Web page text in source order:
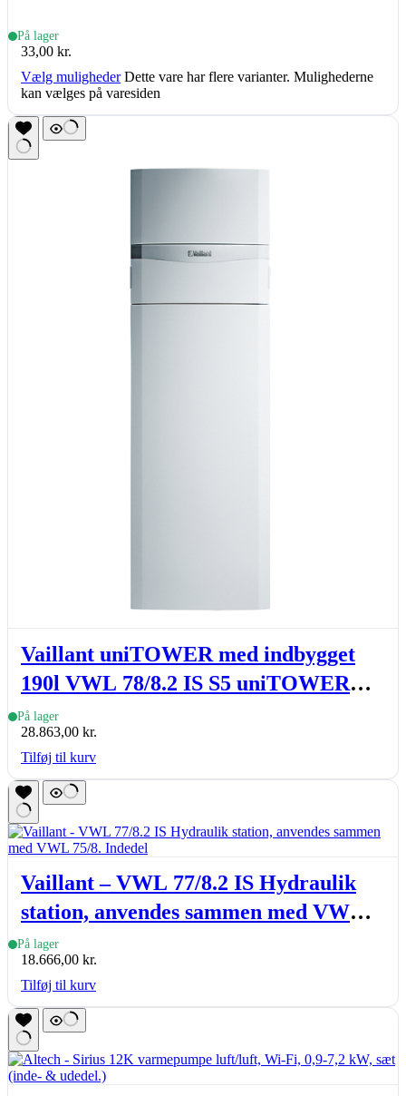
På lager
33,00 kr.
Vælg muligheder Dette vare har flere varianter. Mulighederne
kan vælges på varesiden
Vaillant uniTOWER med indbygget
190l VWL 78/8.2 IS S5 uniTOWER
basic, indedel
På lager
28.863,00 kr.
Tilføj til kurv
Vaillant – VWL 77/8.2 IS Hydraulik
station, anvendes sammen med VWL
75/8. Indedel
På lager
18.666,00 kr.
Tilføj til kurv